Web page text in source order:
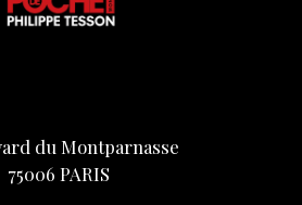
du Montparnasse
75006 PARIS